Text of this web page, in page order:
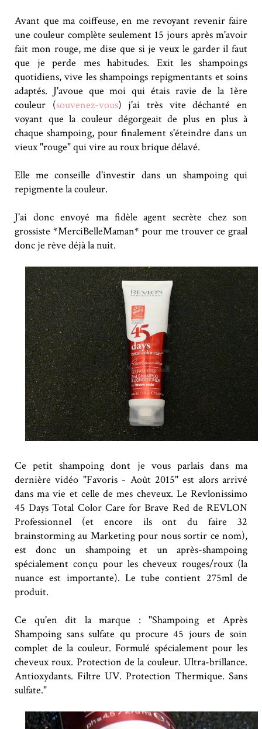
Avant que ma coiffeuse, en me revoyant revenir faire
une couleur complète seulement 15 jours après m'avoir
fait mon rouge, me dise que si je veux le garder il faut
que je perde mes habitudes. Exit les shampoings
quotidiens, vive les shampoings repigmentants et soins
adaptés. J'avoue que moi qui étais ravie de la 1ère
couleur (souvenez-vous) j'ai très vite déchanté en
voyant que la couleur dégorgeait de plus en plus à
chaque shampoing, pour finalement s'éteindre dans un
vieux "rouge" qui vire au roux brique délavé.
Elle me conseille d'investir dans un shampoing qui
repigmente la couleur.
J'ai donc envoyé ma fidèle agent secrète chez son
grossiste *MerciBelleMaman* pour me trouver ce graal
donc je rêve déjà la nuit.
Ce petit shampoing dont je vous parlais dans ma
dernière vidéo "Favoris - Août 2015" est alors arrivé
dans ma vie et celle de mes cheveux. Le Revlonissimo
45 Days Total Color Care for Brave Red de REVLON
Professionnel (et encore ils ont du faire 32
brainstorming au Marketing pour nous sortir ce nom),
est donc un shampoing et un après-shampoing
spécialement conçu pour les cheveux rouges/roux (la
nuance est importante). Le tube contient 275ml de
produit.
Ce qu'en dit la marque : "Shampoing et Après
Shampoing sans sulfate qu procure 45 jours de soin
complet de la couleur. Formulé spécialement pour les
cheveux roux. Protection de la couleur. Ultra-brillance.
Antioxydants. Filtre UV. Protection Thermique. Sans
sulfate."